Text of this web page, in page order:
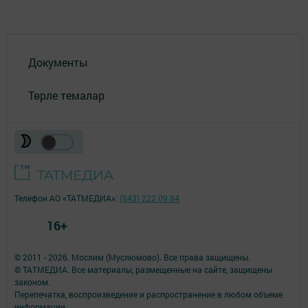
Документы
Төрле темалар
© 2011 - 2026. Мослим (Муслюмово). Все права защищены.
© ТАТМЕДИА. Все материалы, размещенные на сайте, защищены
законом.
Перепечатка, воспроизведение и распространение в любом объеме
Телефон АО «ТАТМЕДИА»: (843) 222 09 84
16+